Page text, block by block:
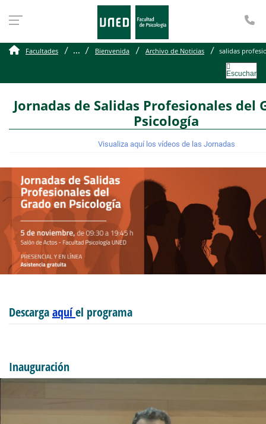
Facultades ... Bienvenida Archivo de Noticias salidas
Escuchar
Jornadas de Salidas Profesionales del
Psicología
Visualiza aquí los vídeos de las Jornadas
Descargaaquíel programa
Inauguración